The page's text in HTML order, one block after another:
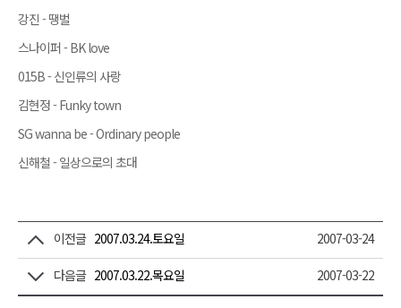
강진 - 땡벌
스나이퍼 - BK love
015B - 신인류의 사랑
김현정 - Funky town
SG wanna be - Ordinary people
신해철 - 일상으로의 초대
이전글 2007.03.24.토요일 2007-03-24
다음글 2007.03.22.목요일 2007-03-22